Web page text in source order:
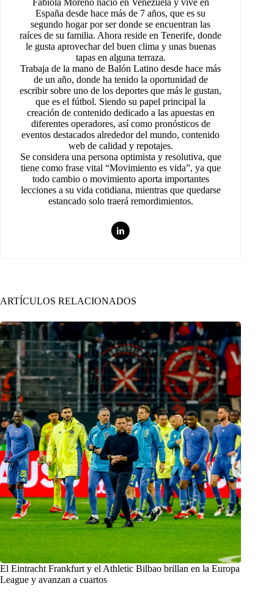
Fabiola Moreno nació en Venezuela y vive en
España desde hace más de 7 años, que es su
segundo hogar por ser donde se encuentran las
raíces de su familia. Ahora reside en Tenerife, donde
le gusta aprovechar del buen clima y unas buenas
tapas en alguna terraza.
Trabaja de la mano de Balón Latino desde hace más
de un año, donde ha tenido la oportunidad de
escribir sobre uno de los deportes que más le gustan,
que es el fútbol. Siendo su papel principal la
creación de contenido dedicado a las apuestas en
diferentes operadores, así como pronósticos de
eventos destacados alrededor del mundo, contenido
web de calidad y repotajes.
Se considera una persona optimista y resolutiva, que
tiene como frase vital “Movimiento es vida”, ya que
todo cambio o movimiento aporta importantes
lecciones a su vida cotidiana, mientras que quedarse
estancado solo traerá remordimientos.
ARTÍCULOS RELACIONADOS
El Eintracht Frankfurt y el Athletic Bilbao brillan en la Europa
League y avanzan a cuartos